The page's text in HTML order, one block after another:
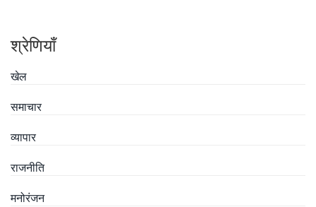
श्रेणियाँ
खेल
समाचार
व्यापार
राजनीति
मनोरंजन